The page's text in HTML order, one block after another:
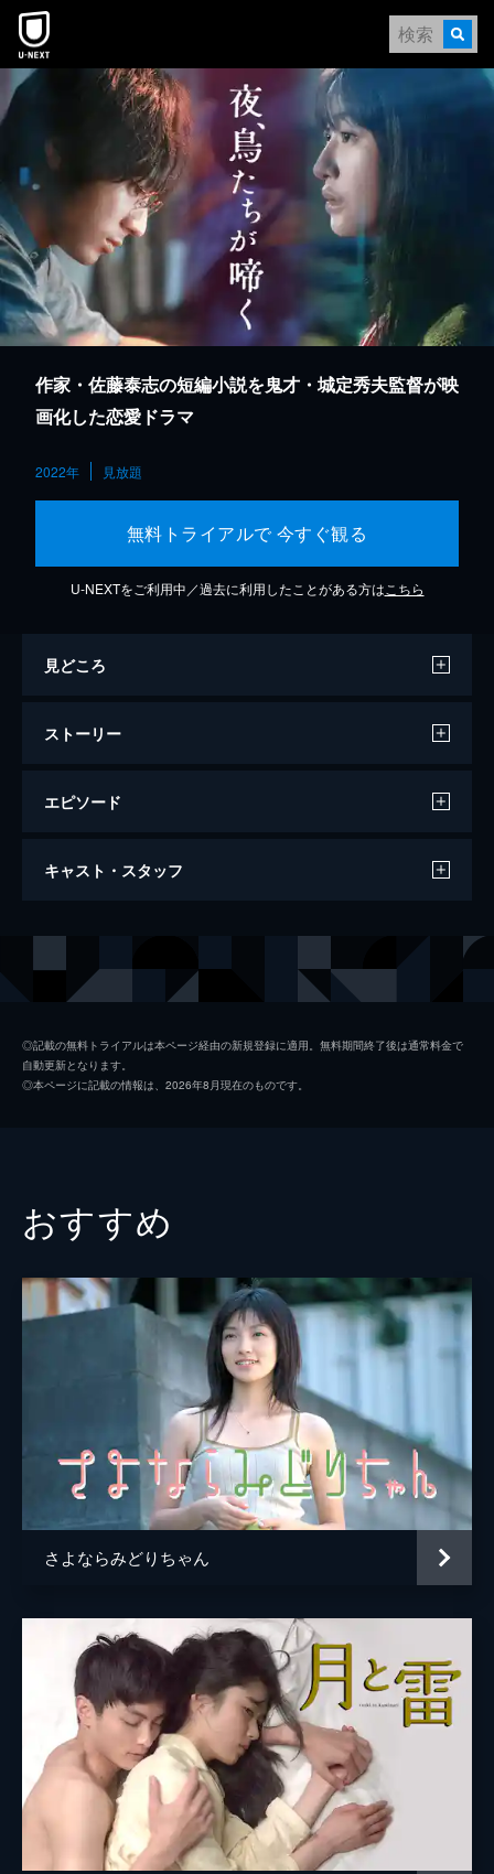
本文へスキップ
作家・佐藤泰志の短編小説を鬼才・城定秀夫監督が映
画化した恋愛ドラマ
2022年 見放題
無料トライアルで 今すぐ観る
U-NEXTをご利用中／過去に利用したことがある方は こちら
見どころ
ストーリー
エピソード
夜、鳥たちが啼く
キャスト・スタッフ
裕子 松本まりか
縄田カノン
加治将樹
高田亮
佐藤泰志
◎記載の無料トライアルは本ページ経由の新規登録に適用。無料期間終了後は通常料金で
自動更新となります。
◎本ページに記載の情報は、2026年8月現在のものです。
おすすめ
さよならみどりちゃん